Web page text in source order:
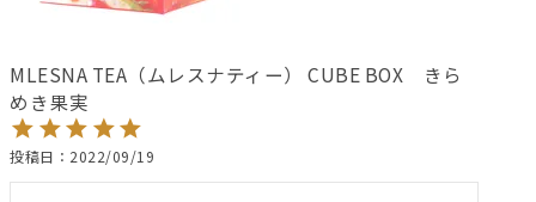
MLESNA TEA（ムレスナティー） CUBE BOX きら
めき果実
投稿日 2022/09/19